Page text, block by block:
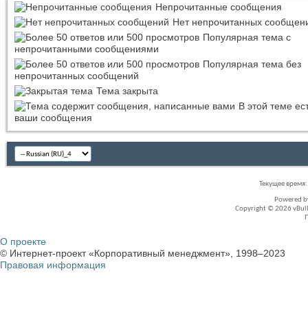
Непрочитанные сообщения
Нет непрочитанных
Популярная тема с
непрочитанными сообщениями
Популярная тема без
непрочитанных сообщений
Тема закрыта
В этой теме
ваши сообщения
Текущее время:
Powered
Copyright © 2026
О проекте
© Интернет-проект «Корпоративный менеджмент», 1998–2023
Правовая информация